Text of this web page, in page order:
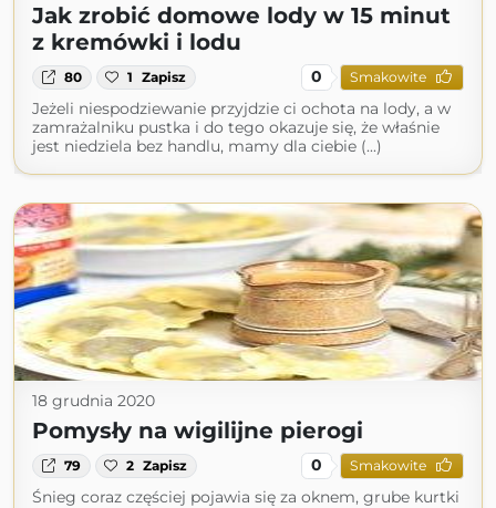
Jak zrobić domowe lody w 15 minut
z kremówki i lodu
80 1 Zapisz 0 Smakowite
Jeżeli niespodziewanie przyjdzie ci ochota na lody, a w
zamrażalniku pustka i do tego okazuje się, że właśnie
jest niedziela bez handlu, mamy dla ciebie (...)
18 grudnia 2020
Pomysły na wigilijne pierogi
79 2 Zapisz 0 Smakowite
Śnieg coraz częściej pojawia się za oknem, grube kurtki